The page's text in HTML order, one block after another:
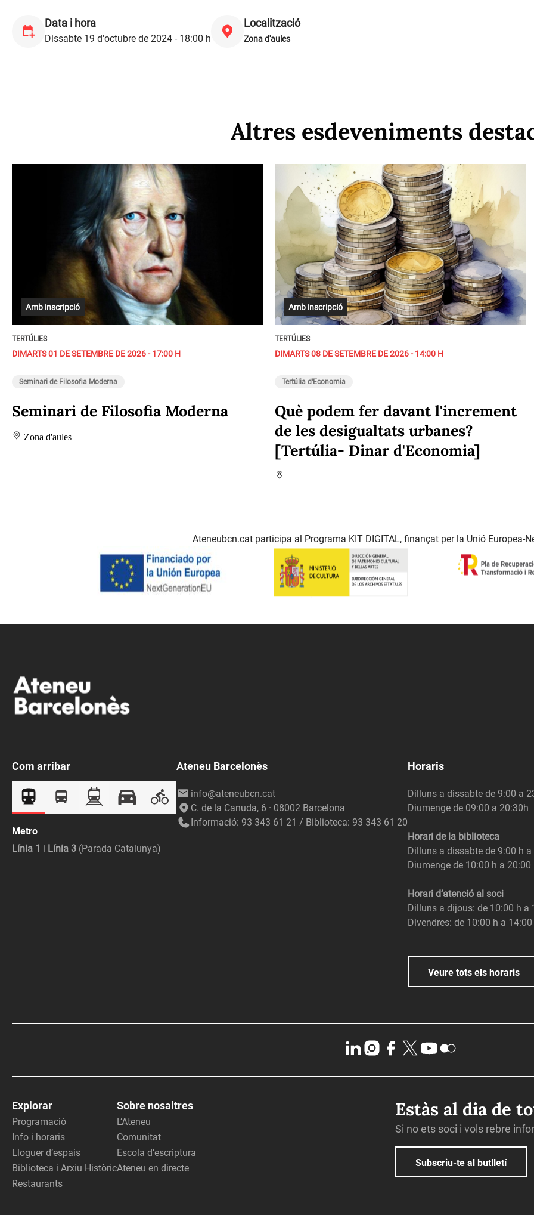
Data i hora
Dissabte 19 d'octubre de 2024 - 18:00 h
Localització
Zona d'aules
Altres esdeveniments
Amb inscripció
TERTÚLIES
DIMARTS 01 DE SETEMBRE DE 2026 - 17:00 H
Seminari de Filosofia Moderna
Seminari de Filosofia Moderna
Zona d'aules
Amb inscripció
TERTÚLIES
DIMARTS 08 DE SETEMBRE DE 2026 - 14:00 H
Tertúlia d'Economia
Què podem fer davant l'increment
de les desigualtats urbanes?
[Tertúlia- Dinar d'Economia]
Ateneubcn.cat participa al Programa KIT DIGITAL, finançat per la Unió Europea-
Com arribar
Metro
Línia 1 i Línia 3 (Parada Catalunya)
Ateneu Barcelonès
info@ateneubcn.cat
C. de la Canuda, 6 · 08002 Barcelona
Informació: 93 343 61 21 / Biblioteca: 93 343 61 20
Horaris
Dilluns a dissabte de 9:00 a
Diumenge de 09:00 a 20:30h
Horari de la biblioteca
Dilluns a dissabte de 9:00 h
Diumenge de 10:00 h a 20:00
Horari d’atenció al soci
Dilluns a dijous: de 10:00 h a
Divendres: de 10:00 h a
Veure tots els horaris
Explorar
Programació
Info i horaris
Lloguer d’espais
Biblioteca i Arxiu Històric
Restaurants
Sobre nosaltres
L’Ateneu
Comunitat
Escola d’escriptura
Ateneu en directe
Estàs al dia de
Si no ets soci i vols rebre
Subscriu-te al butlletí